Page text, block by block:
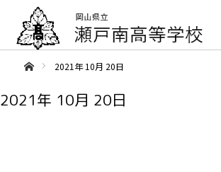
ああホーム2021年 10月 20日
2021年 10月 20日